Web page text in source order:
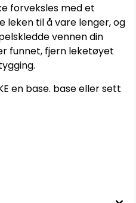
forveksles med et
leken til å vare lenger, og
vennen din
funnet, fjern leketøyet
en base. base eller sett